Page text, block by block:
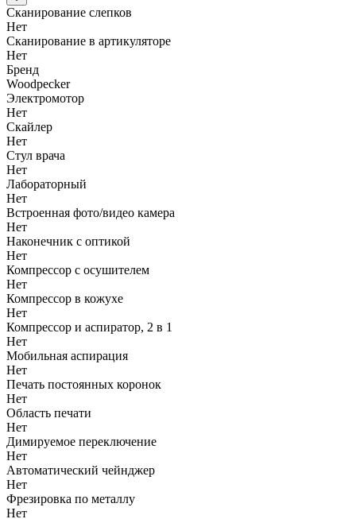
Сканирование слепков
Нет
Сканирование в артикуляторе
Нет
Бренд
Woodpecker
Электромотор
Нет
Скайлер
Нет
Стул врача
Нет
Лабораторный
Нет
Встроенная фото/видео камера
Нет
Наконечник с оптикой
Нет
Компрессор с осушителем
Нет
Компрессор в кожухе
Нет
Компрессор и аспиратор, 2 в 1
Нет
Мобильная аспирация
Нет
Печать постоянных коронок
Нет
Область печати
Нет
Димируемое переключение
Нет
Автоматический чейнджер
Нет
Фрезировка по металлу
Нет